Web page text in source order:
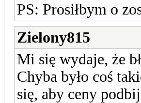
PS: Prosiłbym o
Zielony815
Mi się wydaje, że
Chyba było coś
się, aby ceny